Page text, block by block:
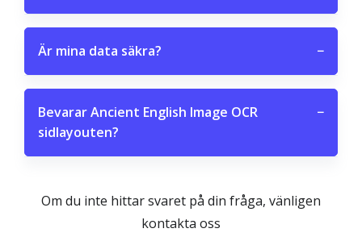
Är mina data säkra? −
Bevarar Ancient English Image OCR
sidlayouten?
−
Om du inte hittar svaret på din fråga, vänligen
kontakta oss